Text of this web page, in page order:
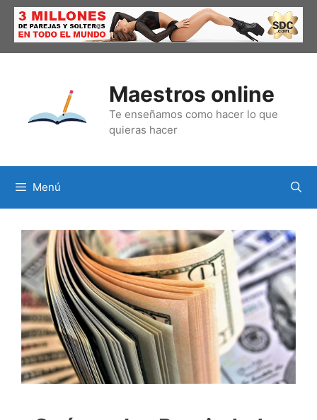
Saltar
contenido
Maestros online
Te enseñamos como hacer lo que
quieras hacer
Menú